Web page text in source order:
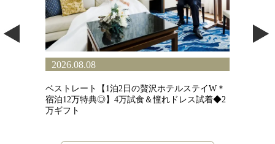
2026.08.08
ベストレート【1泊2日の贅沢ホテルステイW＊
宿泊12万特典◎】4万試食＆憧れドレス試着◆2
万ギフト